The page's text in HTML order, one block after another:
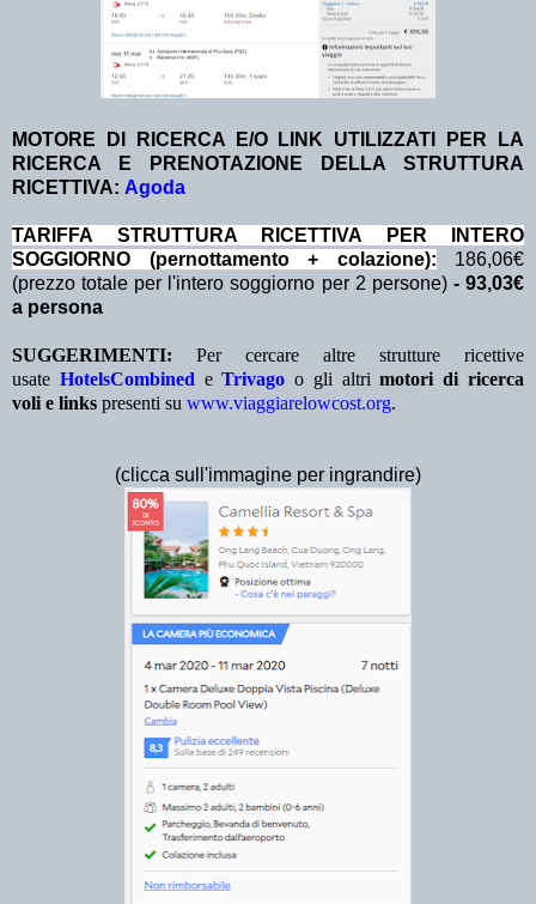
MOTORE DI RICERCA E/O LINK UTILIZZATI PER LA
RICERCA E PRENOTAZIONE DELLA STRUTTURA
RICETTIVA: Agoda
TA RIFFA STRUTTURA RICETTIVA PER INTERO
SOGGIORNO (pernottamento + colazione): 186,06€
(prezzo totale per l'intero soggiorno per 2 persone) - 93,03€
a persona
SUGGERIMENTI: Per cercare altre strutture ricettive
usate HotelsCombined eTrivago o gli altrimotori di ricerca
voli e links presenti su www.viaggiarelowcost.org.
(clicca sull'immagine per ingrandire)